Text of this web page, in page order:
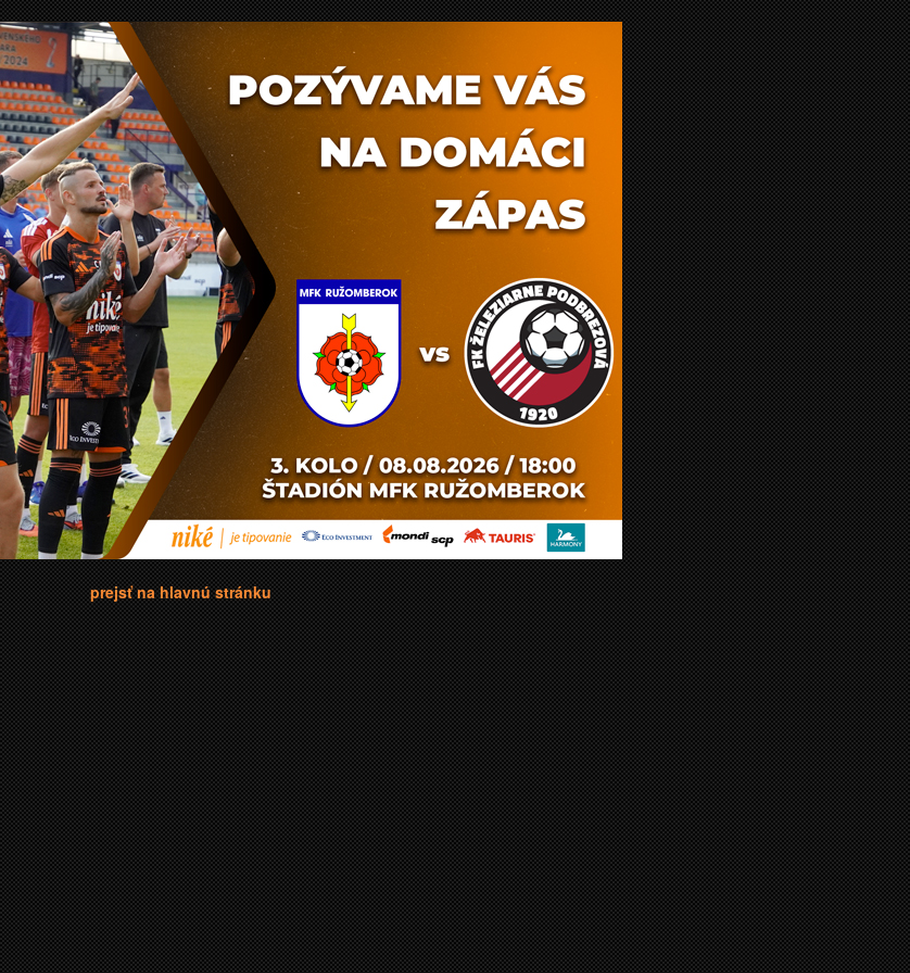
prejsť na hlavnú stránku